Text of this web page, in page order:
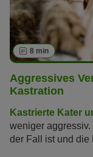
8 min
Aggressives
Kastration
Kastrierte Kater
weniger
der Fall ist und die